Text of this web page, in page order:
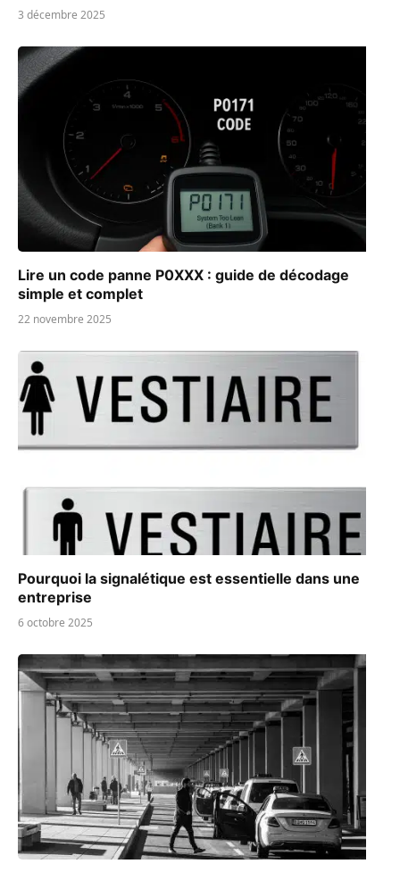
3 décembre 2025
Lire un code panne P0XXX : guide de décodage
simple et complet
22 novembre 2025
Pourquoi la signalétique est essentielle dans une
entreprise
6 octobre 2025